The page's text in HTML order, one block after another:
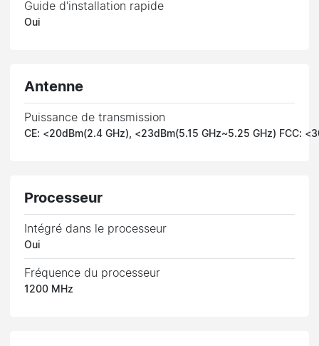
Guide d'installation rapide
Oui
Antenne
Puissance de transmission
CE: <20dBm(2.4 GHz), <23dBm(5.15 GHz~5.25 GHz) FCC:
Processeur
Intégré dans le processeur
Oui
Fréquence du processeur
1200 MHz